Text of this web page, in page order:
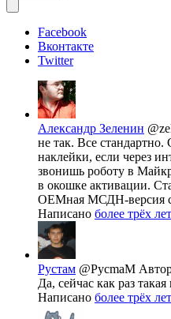
Facebook
Вконтакте
Twitter
Александр Зеленин
не так. Все
наклейки, если через
звонишь роботу в
в окошке активации.
ОЕМная МСДН-версия с
Написано более трёх
Рустам @PycmaM
Да, сейчас как раз такая
Написано более трёх